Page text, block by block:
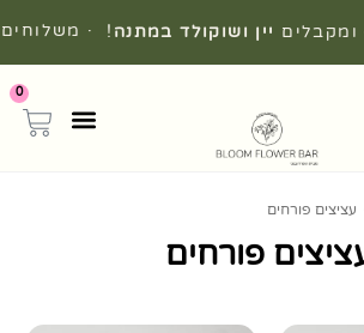
ומקבלים יין ושוקולד במתנה ! · משלוחים
0
עציצים פורחים
פורחים